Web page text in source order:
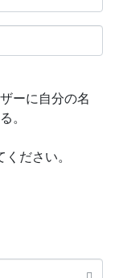
ーに自分の名
。
ださい。